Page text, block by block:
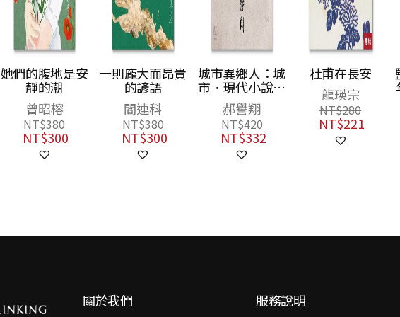
一則龐大而昂貴
的諺語
閻連科
NT$380
NT$300
城市異鄉人：城
市．現代小說．
五四世代
郝譽翔
NT$420
NT$332
杜甫在長安
龍瑛宗
NT$280
NT$221
鹽田兒女（30週
年典藏紀念，作
者親簽版）
蔡素芬
NT$340
NT$269
關於我們 服務說明